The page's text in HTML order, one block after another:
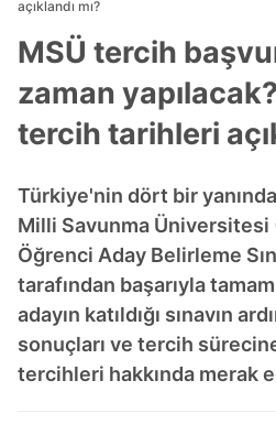
açıklandı mı?
MSÜ tercih
zaman
tercih tarihleri
Türkiye'nin dört bir
Milli Savunma Üniversitesi
Öğrenci Aday Belirleme
tarafından başarıyla
adayın katıldığı sınavın
sonuçları ve tercih
tercihleri hakkında merak